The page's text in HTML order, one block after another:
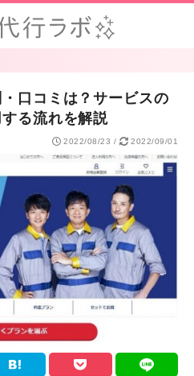
口コミは？サービスの
る流れを解説
2022/08/23 / 2022/09/01